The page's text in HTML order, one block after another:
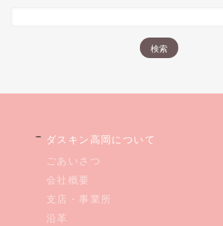
ダスキン高岡について
ごあいさつ
会社概要
支店・事業所
沿革